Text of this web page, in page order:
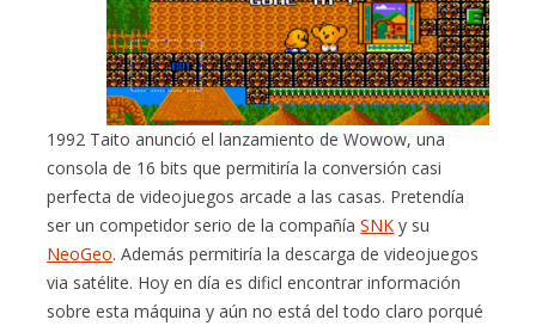
1992 Taito anunció el lanzamiento de Wowow, una
consola de 16 bits que permitiría la conversión casi
perfecta de videojuegos arcade a las casas. Pretendía
ser un competidor serio de la compañíaSNK y su
NeoGeo. Además permitiría la descarga de videojuegos
via satélite. Hoy en día es dificl encontrar información
sobre esta máquina y aún no está del todo claro porqué